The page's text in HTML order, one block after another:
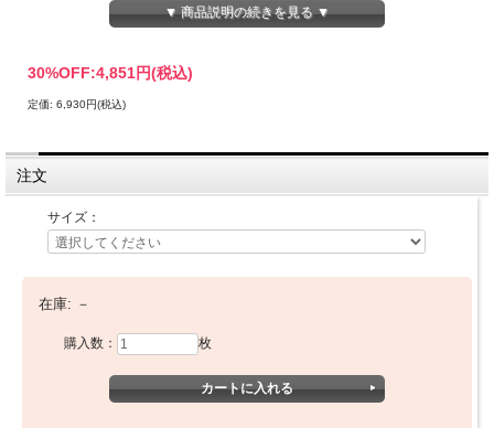
ビーチドデイズ × ブルコ ショーツ ファンクション
ショーツ / BEACHED DAYS × BLUCO Function
▼ 商品説明の続きを見る ▼
30%OFF:4,851円(税込)
定価: 6,930円(税込)
注文
サイズ：
在庫: －
購入数： 枚